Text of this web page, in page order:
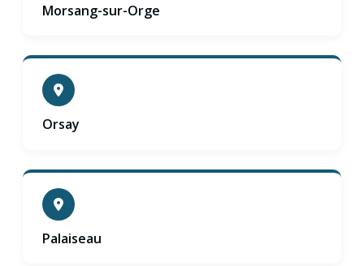
Morsang-sur-Orge
Orsay
Palaiseau